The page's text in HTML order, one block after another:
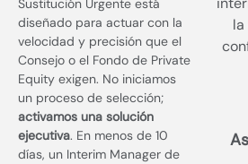
Sustitución Urgente está
diseñado para actuar con la
velocidad y precisión que el
Consejo o el Fondo de Private
Equity exigen. No iniciamos
un proceso de selección;
activamos una solución
ejecutiva. En menos de 10
días, un Interim Manager de